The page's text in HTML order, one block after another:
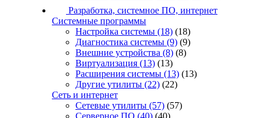
Разработка, системное ПО, интернет
Системные программы
Настройка системы (18) (18)
Диагностика системы (9) (9)
Внешние устройства (8) (8)
Виртуализация (13) (13)
Расширения системы (13) (13)
Другие утилиты (22) (22)
Сеть и интернет
Сетевые утилиты (57) (57)